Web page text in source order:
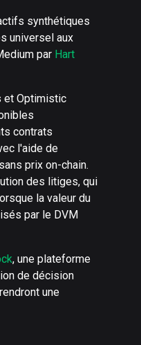
synthétiques
universel aux
par Hart
et Optimistic
contrats
l'aide de
prix on-chain.
des litiges, qui
la valeur du
par le DVM
, une plateforme
de décision
une